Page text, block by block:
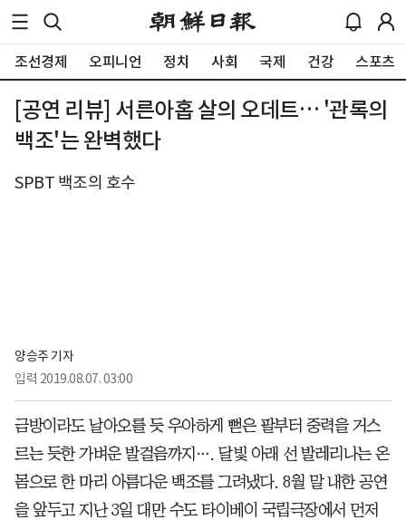
조선경제 오피니언 정치 사회 국제 건강 스포츠
[공연 리뷰] 서른아홉 살의 오데트… '관록의
백조'는 완벽했다
SPBT 백조의 호수
양승주 기자
입력 2019.08.07. 03:00
금방이라도 날아오를 듯 우아하게 뻗은 팔부터 중력을 거스
르는 듯한 가벼운 발걸음까지…. 달빛 아래 선 발레리나는 온
몸으로 한 마리 아름다운 백조를 그려냈다. 8월 말 내한 공연
을 앞두고 지난 3일 대만 수도 타이베이 국립극장에서 먼저